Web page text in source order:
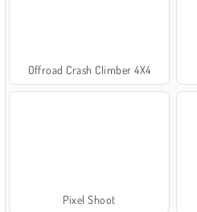
Offroad Crash Climber 4X4
Pixel Shoot